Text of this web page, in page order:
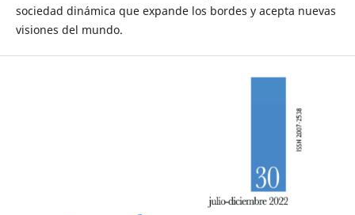
sociedad dinámica que expande los bordes y acepta nuevas
visiones del mundo.